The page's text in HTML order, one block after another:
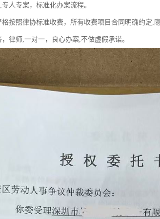
人专案，标准化办案流程。
按照律协标准收费，所有收费项目合同明确约定,
律师,一对一，良心办案,不做虚假承诺。